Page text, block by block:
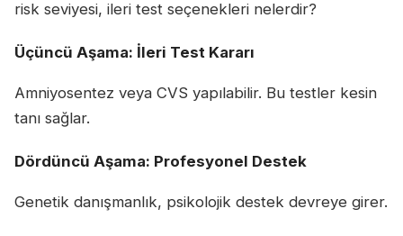
risk seviyesi, ileri test seçenekleri nelerdir?
Üçüncü Aşama: İleri Test Kararı
Amniyosentez veya CVS yapılabilir. Bu testler kesin
tanı sağlar.
Dördüncü Aşama: Profesyonel Destek
Genetik danışmanlık, psikolojik destek devreye girer.